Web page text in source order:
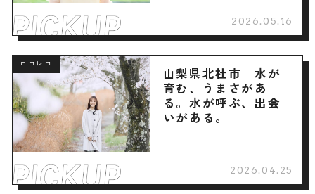
2026.05.16
ロコレコ
山梨県北杜市｜水が
育む、うまさがあ
る。水が呼ぶ、出会
いがある。
2026.04.25